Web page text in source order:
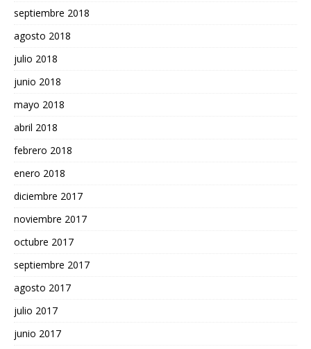
septiembre 2018
agosto 2018
julio 2018
junio 2018
mayo 2018
abril 2018
febrero 2018
enero 2018
diciembre 2017
noviembre 2017
octubre 2017
septiembre 2017
agosto 2017
julio 2017
junio 2017